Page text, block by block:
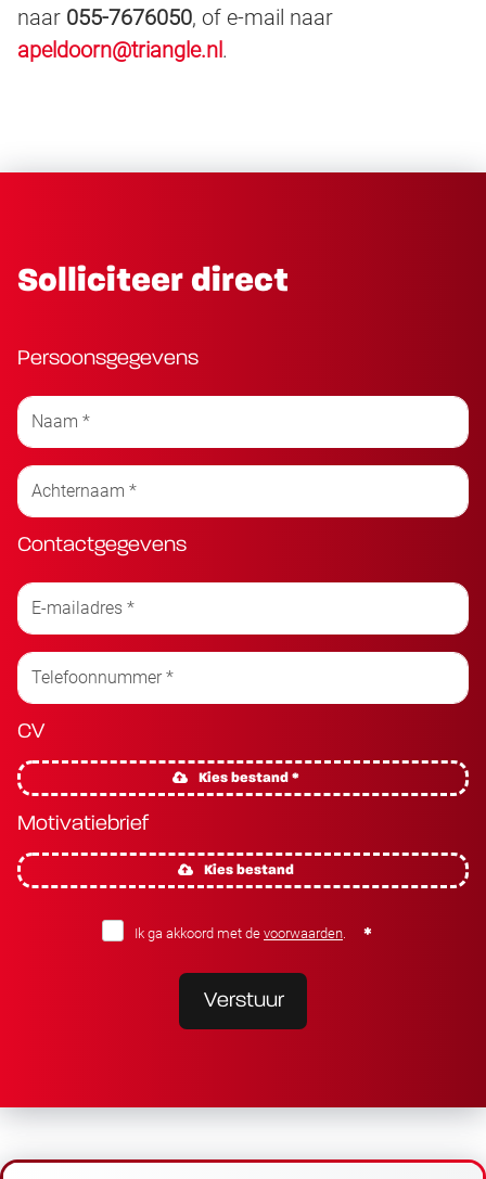
naar 055-7676050, of e-mail naar
apeldoorn@triangle.nl.
Solliciteer direct
Persoonsgegevens
Contactgegevens
CV
Kies bestand *
Motivatiebrief
Kies bestand
Ik ga akkoord met de voorwaarden
Verstuur